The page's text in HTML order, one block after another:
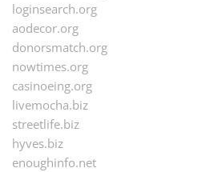
loginsearch.org
aodecor.org
donorsmatch.org
nowtimes.org
casinoeing.org
livemocha.biz
streetlife.biz
hyves.biz
enoughinfo.net